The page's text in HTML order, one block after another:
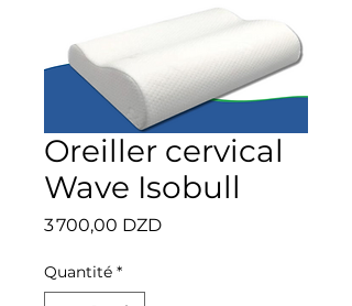
Oreiller cervical
Wave Isobull
3 700,00 DZDPrix
Quantité *